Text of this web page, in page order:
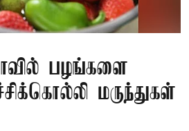
பழங்களை
மருந்துகள்